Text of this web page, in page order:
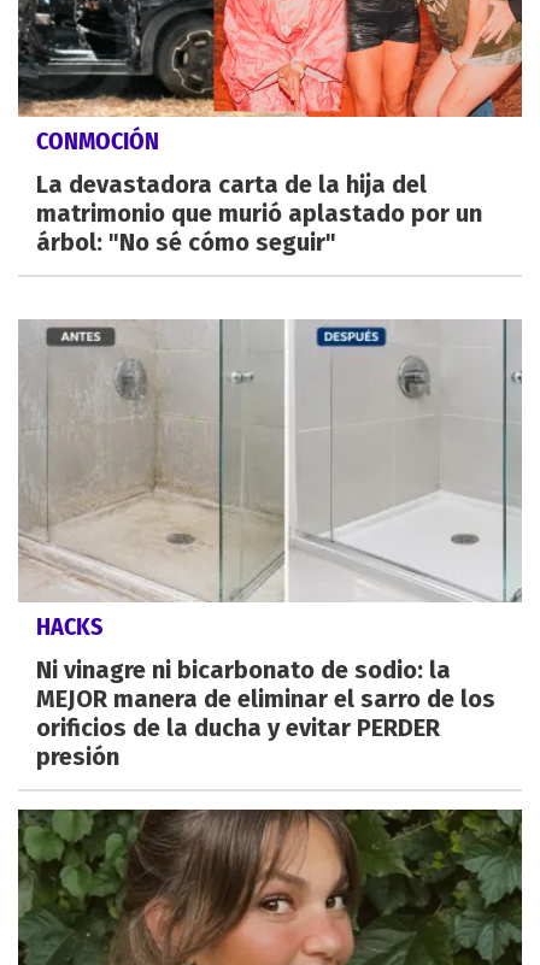
CONMOCIÓN
La devastadora carta de la hija del
matrimonio que murió aplastado por un
árbol: "No sé cómo seguir"
HACKS
Ni vinagre ni bicarbonato de sodio: la
MEJOR manera de eliminar el sarro de los
orificios de la ducha y evitar PERDER
presión